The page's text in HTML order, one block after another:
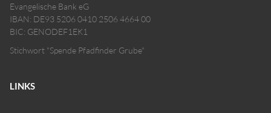
Evangelische Bank eG
IBAN: DE93 5206 0410 2506 4664 00
BIC: GENODEF1EK1
Stichwort "Spende Pfadfinder Grube"
LINKS